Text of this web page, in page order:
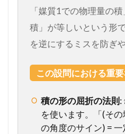
「媒質1での物理量の
積」が等しいという形
を逆にするミスを防ぎ
この設問における重
積の形の屈折の法則:
を使います。「(そ
の角度のサイン) =